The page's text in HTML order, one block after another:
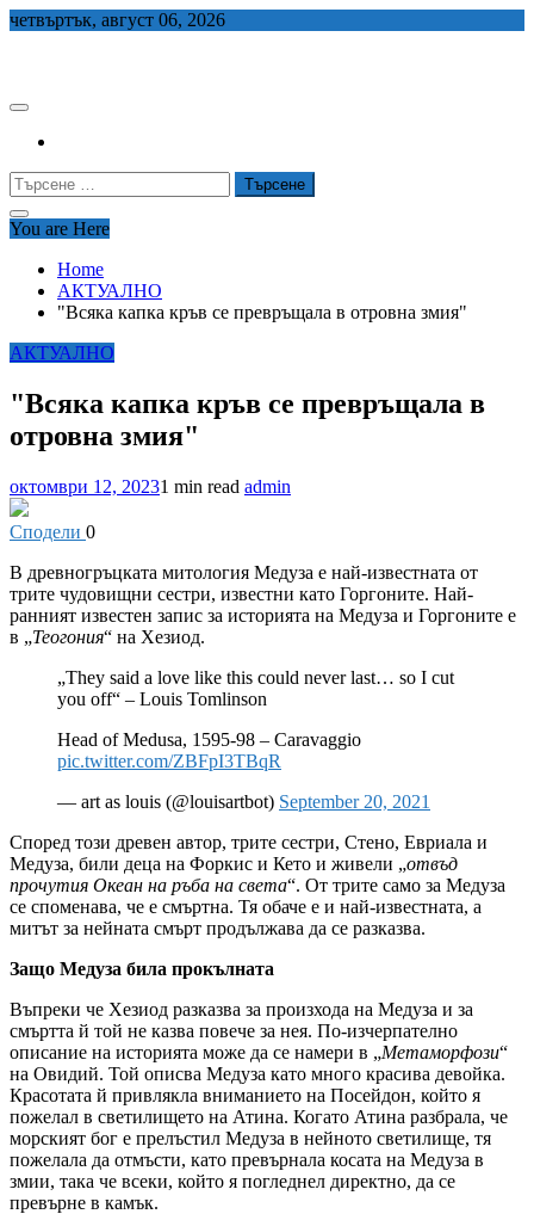
Skip
четвъртък, август 06, 2026
Търсене
за:
You are Here
Home
АКТУАЛНО
"Всяка капка кръв се превръщала в отровна змия"
АКТУАЛНО
"Всяка капка кръв се превръщала в
отровна змия"
октомври 12, 20231 min read admin
Сподели 0
В древногръцката митология Медуза е най-известната от
трите чудовищни сестри, известни като Горгоните. Най-
ранният известен запис за историята на Медуза и Горгоните е
в „Теогония“ на Хезиод.
„They said a love like this could never last… so I cut
you off“ – Louis Tomlinson
Head of Medusa, 1595-98 – Caravaggio
pic.twitter.com/ZBFpI3TBqR
— art as louis (@louisartbot) September 20, 2021
Според този древен автор, трите сестри, Стено, Евриала и
Медуза, били деца на Форкис и Кето и живели „отвъд
прочутия Океан на ръба на света“. От трите само за Медуза
се споменава, че е смъртна. Тя обаче е и най-известната, а
митът за нейната смърт продължава да се разказва.
Защо Медуза била прокълната
Въпреки че Хезиод разказва за произхода на Медуза и за
смъртта й той не казва повече за нея. По-изчерпателно
описание на историята може да се намери в „Метаморфози“
на Овидий. Той описва Медуза като много красива девойка.
Красотата й привлякла вниманието на Посейдон, който я
пожелал в светилището на Атина. Когато Атина разбрала, че
морският бог е прелъстил Медуза в нейното светилище, тя
пожелала да отмъсти, като превърнала косата на Медуза в
змии, така че всеки, който я погледнел директно, да се
превърне в камък.